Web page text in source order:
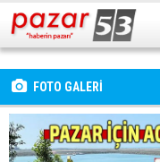
FOTO GALERİ